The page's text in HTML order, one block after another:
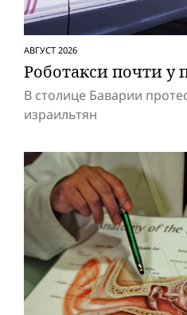
АВГУСТ 2026
Роботакси почти у
В столице Баварии
израильтян